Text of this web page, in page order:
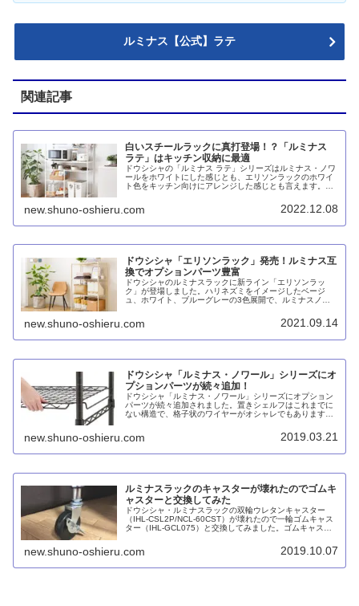
ルミナス【公式】ラテ
関連記事
白いスチールラックに真打登場！？「ルミナス
ラテ」はキッチン収納に最適
ドウシシャの「ルミナス ラテ」シリーズはルミナス・ノワ
ールをホワイトにした感じとも、エリソンラックのホワイ
ト色をキッチン向けにアレンジした感じとも言えます。キ
new.shuno-oshieru.com 2022.12.08
ドウシシャ「エリソンラック」発売！ルミナス互
換でオプションパーツ豊富
ドウシシャのルミナスラックに新ライン「エリソンラッ
ク」が登場しました。ハリネズミをイメージしたベージ
ュ、ホワイト、ブルーグレーの3色展開で、ルミナスノワ
シェは自社競合する可能性が高く、廃番になるんじゃない
かと思います。ほか、ルミナスエクステリアも登場しまし
new.shuno-oshieru.com 2021.09.14
ドウシシャ「ルミナス・ノワール」シリーズにオ
プションパーツが続々追加！
ドウシシャ「ルミナス・ノワール」シリーズにオプション
パーツが続々追加されました。置きシェルフはこれまでに
ない構造で、格子状のワイヤーがオシャレでもあります。
ツ。ほか、スライドバスケット、ソリッドシェルフ、ウッ
ドシェルフも素敵です。
new.shuno-oshieru.com 2019.03.21
ルミナスラックのキャスターが壊れたのでゴムキ
ャスターと交換してみた
ドウシシャ・ルミナスラックの双輪ウレタンキャスター
（IHL-CSL2P/NCL-60CST）が壊れたので一輪ゴムキャス
ター（IHL-GCL075）と交換してみました。ゴムキャスタ
new.shuno-oshieru.com 2019.10.07